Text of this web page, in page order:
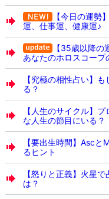
【今日の運勢
運、仕事運、健康運♪
【35歳以降の
あなたのホロスコープ
【究極の相性占い】
る？
【人生のサイクル】
な人生の節目にいる？
【要出生時間】Ascと
るヒント
【怒りと正義】火星
は？